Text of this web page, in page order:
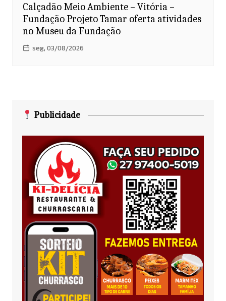
Calçadão Meio Ambiente – Vitória –
Fundação Projeto Tamar oferta atividades
no Museu da Fundação
seg, 03/08/2026
Publicidade